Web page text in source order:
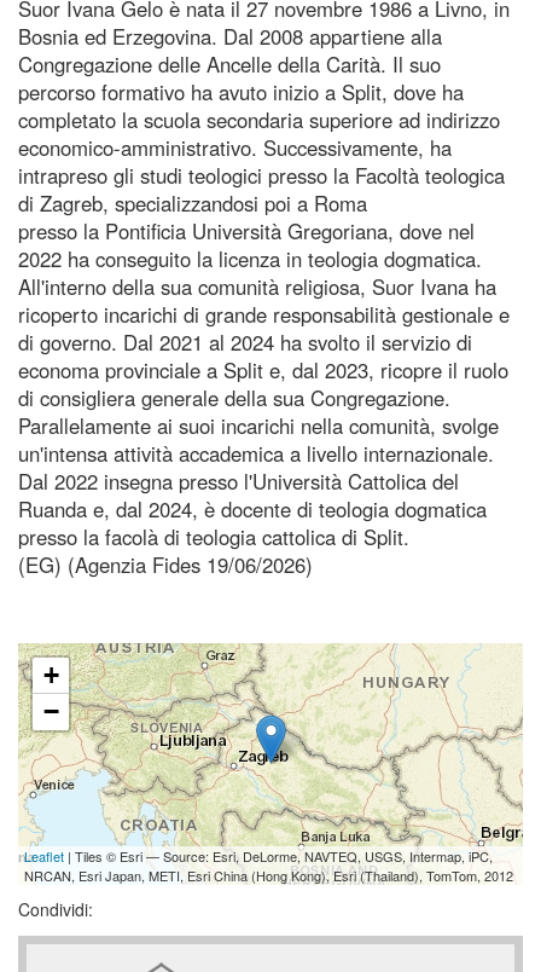
Suor Ivana Gelo è nata il 27 novembre 1986 a Livno, in
Bosnia ed Erzegovina. Dal 2008 appartiene alla
Congregazione delle Ancelle della Carità. Il suo
percorso formativo ha avuto inizio a Split, dove ha
completato la scuola secondaria superiore ad indirizzo
economico-amministrativo. Successivamente, ha
intrapreso gli studi teologici presso la Facoltà teologica
di Zagreb, specializzandosi poi a Roma
presso la Pontificia Università Gregoriana, dove nel
2022 ha conseguito la licenza in teologia dogmatica.
All'interno della sua comunità religiosa, Suor Ivana ha
ricoperto incarichi di grande responsabilità gestionale e
di governo. Dal 2021 al 2024 ha svolto il servizio di
economa provinciale a Split e, dal 2023, ricopre il ruolo
di consigliera generale della sua Congregazione.
Parallelamente ai suoi incarichi nella comunità, svolge
un'intensa attività accademica a livello internazionale.
Dal 2022 insegna presso l'Università Cattolica del
Ruanda e, dal 2024, è docente di teologia dogmatica
presso la facolà di teologia cattolica di Split.
(EG) (Agenzia Fides 19/06/2026)
+
−
Leaflet | Tiles © Esri — Source: Esri, DeLorme, NAVTEQ, USGS, Intermap, iPC,
NRCAN, Esri Japan, METI, Esri China (Hong Kong), Esri (Thailand), TomTom, 2012
Condividi: